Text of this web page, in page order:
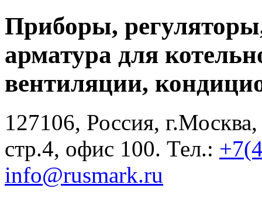
Приборы,
арматура для
вентиляции,
127106, Россия,
стр.4, офис 100. Тел.:
info@rusmark.ru